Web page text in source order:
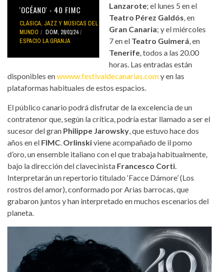
'OCÉANO' - 40 FIMC
CLÁSICA, JAZZ Y MÚSICAS DEL
MUNDO
DOM, 28/01/24
ESPACIO LA GRANJA
Lanzarote; el lunes 5 en el
Teatro Pérez Galdós, en
Gran Canaria; y el miércoles
7 en el Teatro Guimerá, en
Tenerife, todos a las 20.00
horas. Las entradas están
disponibles enwwww.festivaldecanarias.comy en las
plataformas habituales de estos espacios.
El público canario podrá disfrutar de la excelencia de un
contratenor que, según la crítica, podría estar llamado a ser el
sucesor del gran Philippe Jarowsky, que estuvo hace dos
años en el FIMC. Orlinskiviene acompañado de il pomo
d’oro, un ensemble italiano con el que trabaja habitualmente,
bajo la dirección del clavecinista Francesco Corti.
Interpretarán un repertorio titulado ‘Facce Dámore’ (Los
rostros del amor), conformado por Arias barrocas, que
grabaron juntos y han interpretado en muchos escenarios del
planeta.
jakub-j-orlinski.jpg